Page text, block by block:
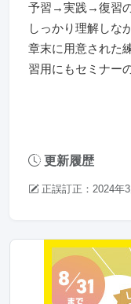
予習→実践→復習
しっかり理解しな
章末に用意された
習用にもセミナー
更新履歴
正誤訂正：2024年